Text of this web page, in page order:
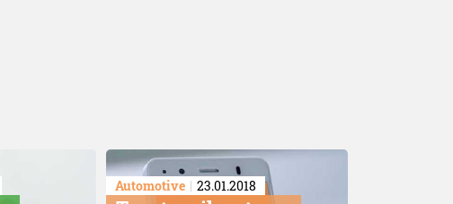
Automotive 23.01.2018